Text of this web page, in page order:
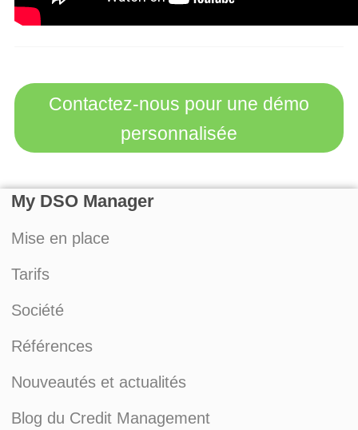
Contactez-nous pour une démo
personnalisée
My DSO Manager
Mise en place
Tarifs
Société
Références
Nouveautés et actualités
Blog du Credit Management